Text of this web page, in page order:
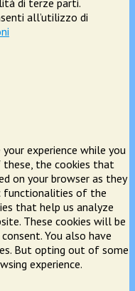
all’utilizzo di
experience while you
the cookies that
on your browser as they
functionalities of the
that help us analyze
These cookies will be
You also have
But opting out of some
experience.